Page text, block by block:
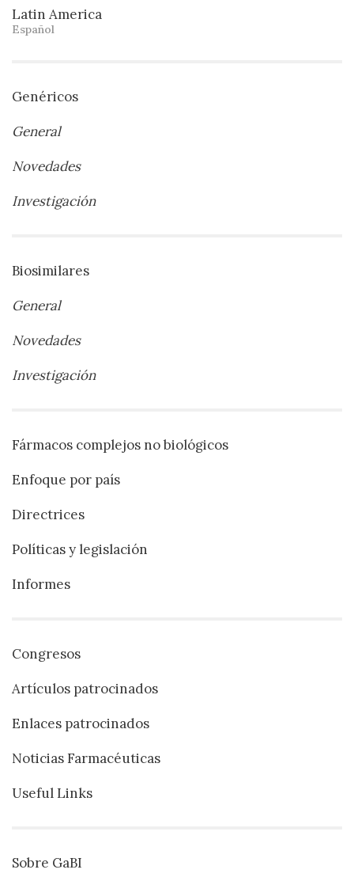
Latin America
Español
Genéricos
General
Novedades
Investigación
Biosimilares
General
Novedades
Investigación
Fármacos complejos no biológicos
Enfoque por país
Directrices
Políticas y legislación
Informes
Congresos
Artículos patrocinados
Enlaces patrocinados
Noticias Farmacéuticas
Useful Links
Sobre GaBI